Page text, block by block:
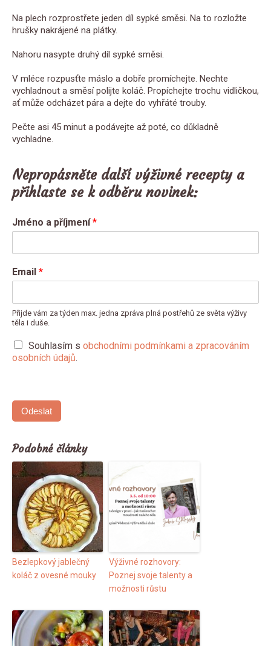
Na plech rozprostřete jeden díl sypké směsi. Na to rozložte
hrušky nakrájené na plátky.
Nahoru nasypte druhý díl sypké směsi.
V mléce rozpusťte máslo a dobře promíchejte. Nechte
vychladnout a směsí polijte koláč. Propíchejte trochu vidličkou,
ať může odcházet pára a dejte do vyhřáté trouby.
Pečte asi 45 minut a podávejte až poté, co důkladně
vychladne.
Nepropásněte další výživné recepty a
přihlaste se k odběru novinek:
Jméno a příjmení*
Email *
Přijde vám za týden max. jedna zpráva plná postřehů ze světa výživy
těla i duše.
Souhlasím s obchodními podmínkami a zpracováním
osobních údajů.
Odeslat
Podobné články
Bezlepkový jablečný
koláč z ovesné mouky
Výživné rozhovory:
Poznej svoje talenty a
možnosti růstu